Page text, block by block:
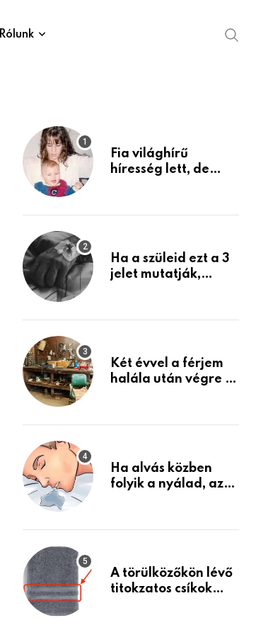
Rólunk
Fia világhírű
híresség lett, de
mint azt el tudnád
Ha a szüleid ezt a 3
jelet mutatják,
Készülj fel arra, ami
Két évvel a férjem
halála után végre át
holmiját – amit
életemet
Ha alvás közben
folyik a nyálad, az
A törülközőkön lévő
titokzatos csíkok